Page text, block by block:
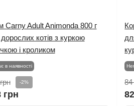
Carny Adult Animonda 800 г
котів з куркою
і кроликом
в наявності
-2%
грн
84